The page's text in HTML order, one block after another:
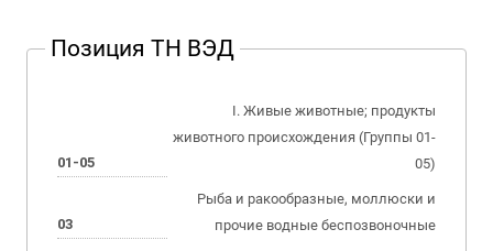
Позиция ТН ВЭД
01-05
I. Живые животные; продукты
животного происхождения (Группы 01-
05)
03
Рыба и ракообразные, моллюски и
прочие водные беспозвоночные